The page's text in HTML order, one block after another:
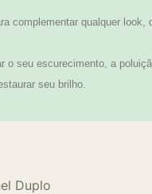
complementar qualquer
seu escurecimento, a
seu brilho.